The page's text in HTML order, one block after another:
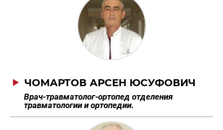
ЧОМАРТОВ АРСЕН ЮСУФОВИЧ
Врач-травматолог-ортопед отделения
травматологии и ортопедии.